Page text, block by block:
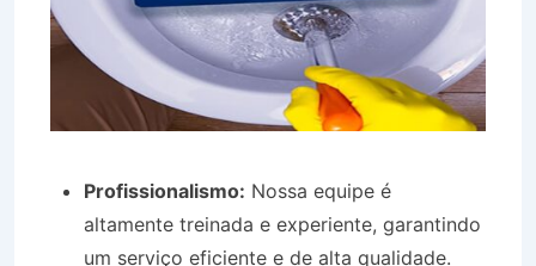
Profissionalismo: Nossa equipe é
altamente treinada e experiente, garantindo
um serviço eficiente e de alta qualidade.